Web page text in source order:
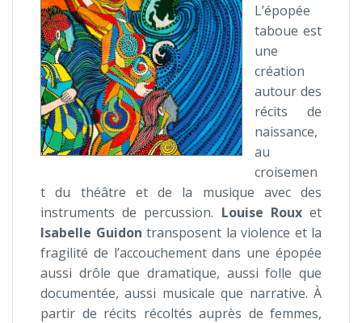
L’épopée
taboue est
une
création
autour des
récits de
naissance,
au
croisemen
t du théâtre et de la musique avec des
instruments de percussion. Louise Rouxet
Isabelle Guidon transposent la violence et la
fragilité de l’accouchement dans une épopée
aussi drôle que dramatique, aussi folle que
documentée, aussi musicale que narrative. À
partir de récits récoltés auprès de femmes,